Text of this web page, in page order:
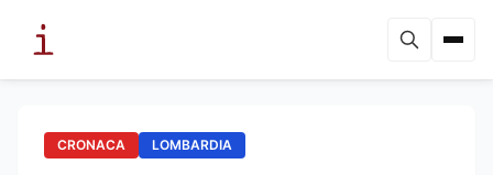
CRONACA LOMBARDIA